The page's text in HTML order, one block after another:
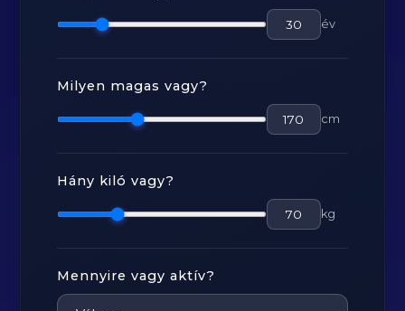
év
Milyen magas vagy?
cm
Hány kiló vagy?
kg
Mennyire vagy aktív?